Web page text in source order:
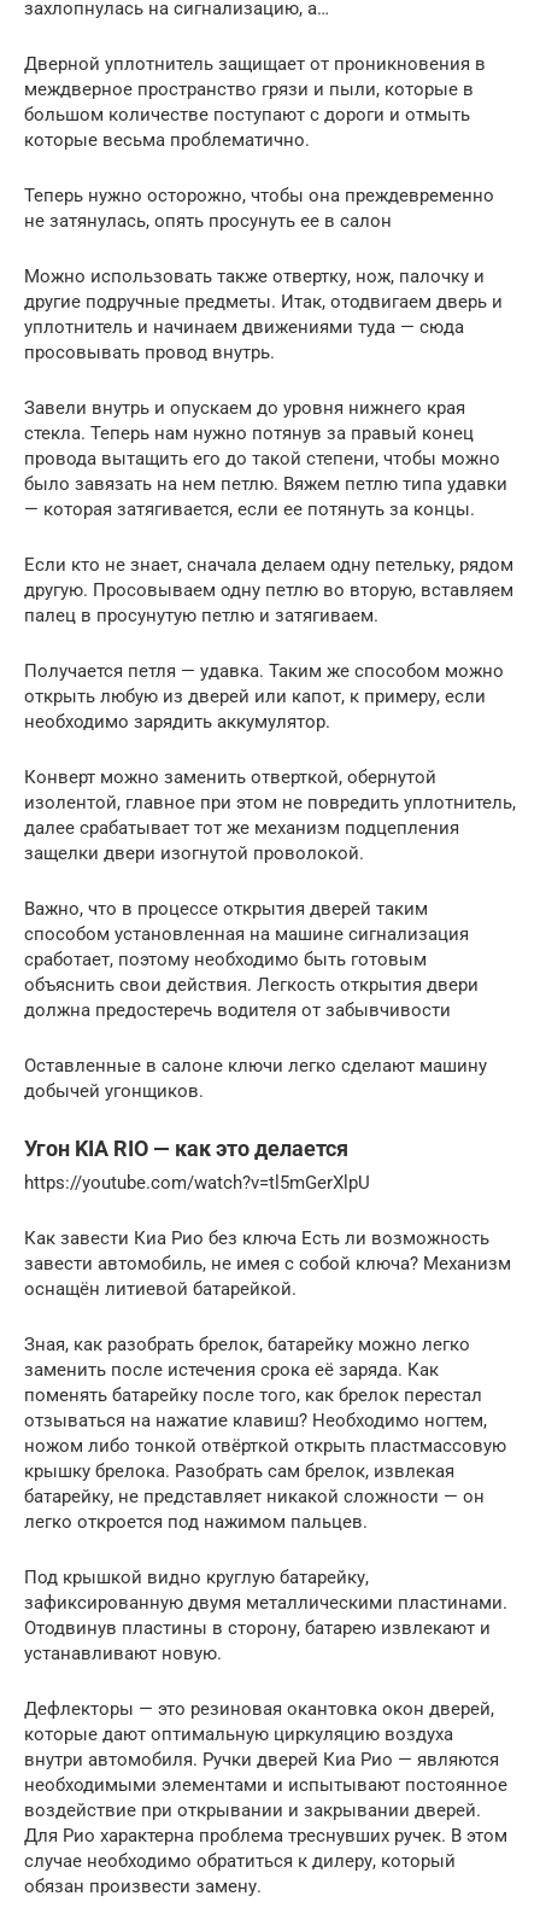
захлопнулась на сигнализацию, а…
Дверной уплотнитель защищает от проникновения в
междверное пространство грязи и пыли, которые в
большом количестве поступают с дороги и отмыть
которые весьма проблематично.
Теперь нужно осторожно, чтобы она преждевременно
не затянулась, опять просунуть ее в салон
Можно использовать также отвертку, нож, палочку и
другие подручные предметы. Итак, отодвигаем дверь и
уплотнитель и начинаем движениями туда — сюда
просовывать провод внутрь.
Завели внутрь и опускаем до уровня нижнего края
стекла. Теперь нам нужно потянув за правый конец
провода вытащить его до такой степени, чтобы можно
было завязать на нем петлю. Вяжем петлю типа удавки
— которая затягивается, если ее потянуть за концы.
Если кто не знает, сначала делаем одну петельку, рядом
другую. Просовываем одну петлю во вторую, вставляем
палец в просунутую петлю и затягиваем.
Получается петля — удавка. Таким же способом можно
открыть любую из дверей или капот, к примеру, если
необходимо зарядить аккумулятор.
Конверт можно заменить отверткой, обернутой
изолентой, главное при этом не повредить уплотнитель,
далее срабатывает тот же механизм подцепления
защелки двери изогнутой проволокой.
Важно, что в процессе открытия дверей таким
способом установленная на машине сигнализация
сработает, поэтому необходимо быть готовым
объяснить свои действия. Легкость открытия двери
должна предостеречь водителя от забывчивости
Оставленные в салоне ключи легко сделают машину
добычей угонщиков.
Угон KIA RIO — как это делается
https://youtube.com/watch?v=tl5mGerXlpU
Как завести Киа Рио без ключа Есть ли возможность
завести автомобиль, не имея с собой ключа? Механизм
оснащён литиевой батарейкой.
Зная, как разобрать брелок, батарейку можно легко
заменить после истечения срока её заряда. Как
поменять батарейку после того, как брелок перестал
отзываться на нажатие клавиш? Необходимо ногтем,
ножом либо тонкой отвёрткой открыть пластмассовую
крышку брелока. Разобрать сам брелок, извлекая
батарейку, не представляет никакой сложности — он
легко откроется под нажимом пальцев.
Под крышкой видно круглую батарейку,
зафиксированную двумя металлическими пластинами.
Отодвинув пластины в сторону, батарею извлекают и
устанавливают новую.
Дефлекторы — это резиновая окантовка окон дверей,
которые дают оптимальную циркуляцию воздуха
внутри автомобиля. Ручки дверей Киа Рио — являются
необходимыми элементами и испытывают постоянное
воздействие при открывании и закрывании дверей.
Для Рио характерна проблема треснувших ручек. В этом
случае необходимо обратиться к дилеру, который
обязан произвести замену.